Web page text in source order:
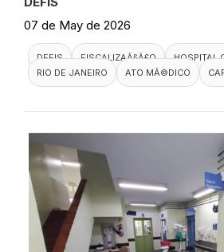
07 de May de 2026
DEFIS FISCALIZAÃ§Ã£O
HOSPITAL
RIO DE JANEIRO
ATO MÃ©DICO